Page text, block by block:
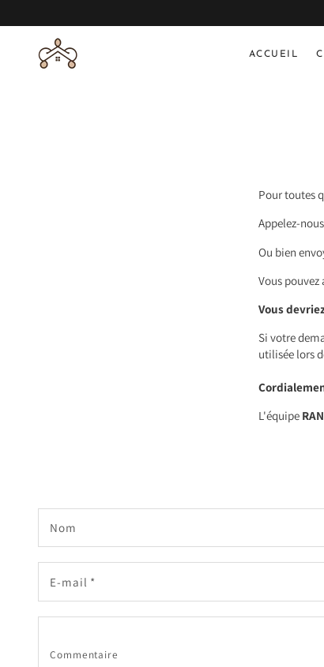
AU
CONTENU
ACCUEIL
Pour toutes
Appelez-
Ou bien
Vous
Vous
Si votre
utilisée lors
L'équipe
r
m
l
Nom
E-mail *
Commentaire